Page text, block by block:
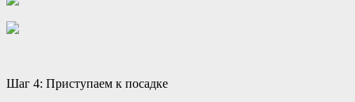
Шаг 4: Приступаем к посадке